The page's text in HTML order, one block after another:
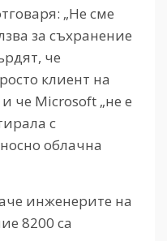
„Не сме
за съхранение
че
клиент на
че Microsoft „не е
с
облачна
инженерите на
8200 са